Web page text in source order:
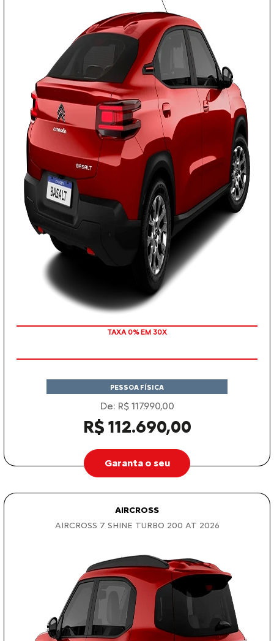
TAXA 0% EM 30X
PESSOA FÍSICA
De: R$ 117.990,00
R$ 112.690,00
Garanta o seu
AIRCROSS
AIRCROSS 7 SHINE TURBO 200 AT 2026